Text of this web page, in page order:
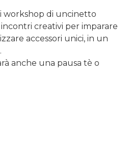
workshop di uncinetto
creativi per imparare
accessori unici, in un
anche una pausa tè o